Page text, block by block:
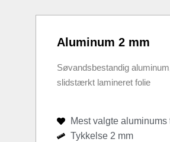
Aluminum 2 mm
Søvandsbestandig
slidstærkt lamineret folie
Mest valgte aluminums
Tykkelse 2 mm